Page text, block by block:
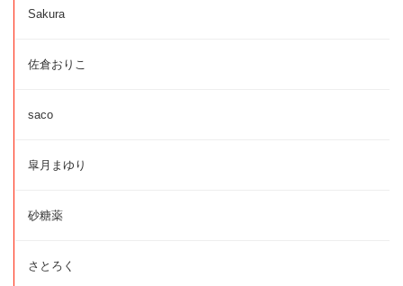
Sakura
佐倉おりこ
saco
皐月まゆり
砂糖薬
さとろく